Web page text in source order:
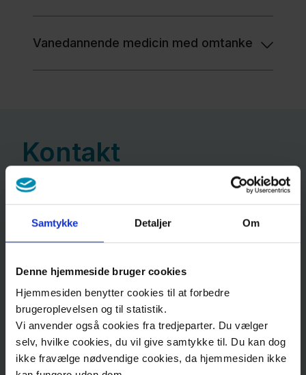
Samtykke Detaljer Om
Denne hjemmeside bruger cookies
Hjemmesiden benytter cookies til at forbedre
brugeroplevelsen og til statistik.
Vi anvender også cookies fra tredjeparter. Du vælger
selv, hvilke cookies, du vil give samtykke til. Du kan dog
ikke fravælge nødvendige cookies, da hjemmesiden ikke
i Region
Lægeklinik
Korsør
Fagfolk
Nyheder
Presse
Om
os
Kontakt
Vanedannende medicin med omtanke
Kontakt
Regionsklinik Nykøbing Falster
4804 Nykøbing F
Åbningstider
Hverdage kl. 08.00-16.00
- Undtaget ved helligdage og ferier